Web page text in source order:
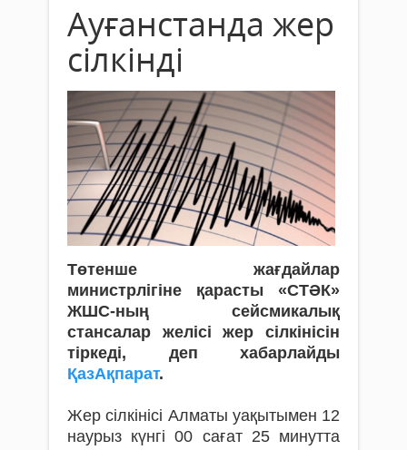
Ауғанстанда жер
сілкінді
Төтенше жағдайлар
министрлігіне қарасты «СТӘК»
ЖШС-ның сейсмикалық
стансалар желісі жер сілкінісін
тіркеді, деп хабарлайды
ҚазАқпарат.
Жер сілкінісі Алматы уақытымен 12
наурыз күнгі 00 сағат 25 минутта